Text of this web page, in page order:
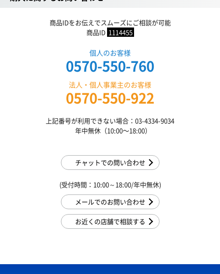
商品IDをお伝えでスムーズにご相談が可能
商品ID 1114455
個人のお客様
0570-550-760
法人・個人事業主のお客様
0570-550-922
上記番号が利用できない場合：03-4334-9034
年中無休（10:00〜18:00）
チャットでの問い合わせ
(受付時間：10:00～18:00/年中無休)
メールでのお問い合わせ
お近くの店舗で相談する